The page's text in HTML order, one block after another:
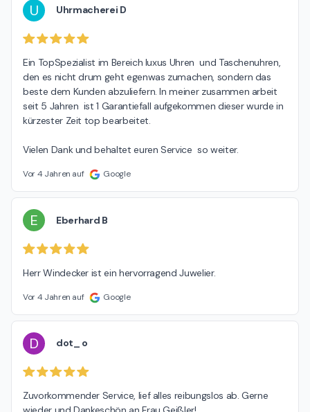
U Uhrmacherei D
Ein TopSpezialist im Bereich luxus Uhren  und Taschenuhren,
den es nicht drum geht egenwas zumachen, sondern das
beste dem Kunden abzuliefern. In meiner zusammen arbeit
seit 5 Jahren  ist 1 Garantiefall aufgekommen dieser wurde in
kürzester Zeit top bearbeitet.
Vielen Dank und behaltet euren Service  so weiter.
Vor 4 Jahren auf Google
E Eberhard B
Herr Windecker ist ein hervorragend Juwelier.
Vor 4 Jahren auf Google
D dot_ o
Zuvorkommender Service, lief alles reibungslos ab. Gerne